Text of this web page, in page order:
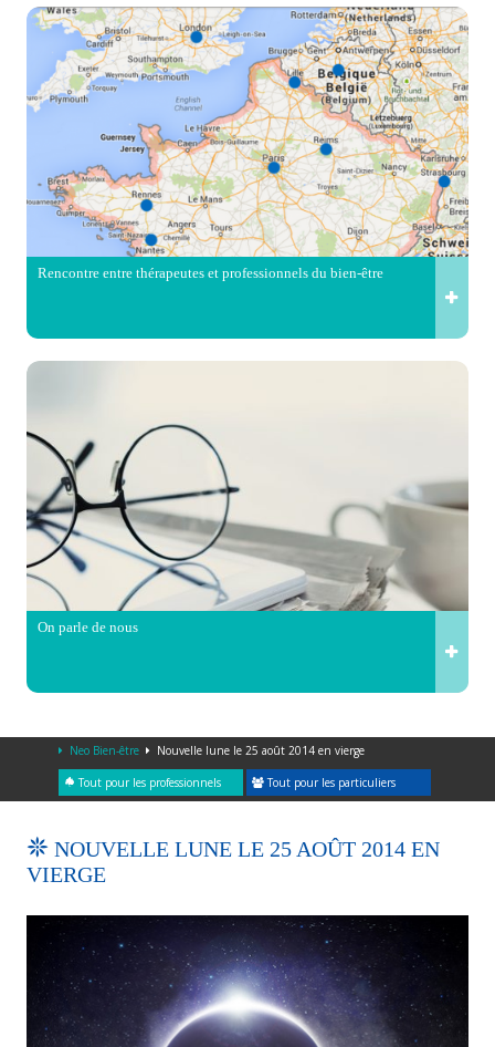
Rencontre entre thérapeutes et professionnels du bien-être
On parle de nous
Neo Bien-être Nouvelle lune le 25 août 2014 en vierge
Tout pour les professionnels Tout pour les particuliers
NOUVELLE LUNE LE 25 AOÛT 2014 EN
VIERGE